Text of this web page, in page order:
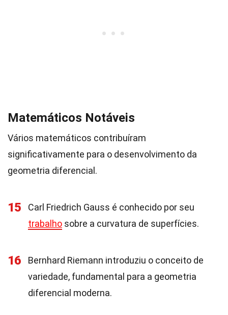
Matemáticos Notáveis
Vários matemáticos contribuíram
significativamente para o desenvolvimento da
geometria diferencial.
15
Carl Friedrich Gauss é conhecido por seu
trabalho sobre a curvatura de superfícies.
16
Bernhard Riemann introduziu o conceito de
variedade, fundamental para a geometria
diferencial moderna.